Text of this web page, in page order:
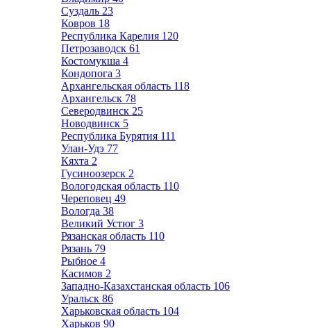
Суздаль 23
Ковров 18
Республика Карелия 120
Петрозаводск 61
Костомукша 4
Кондопога 3
Архангельская область 118
Архангельск 78
Северодвинск 25
Новодвинск 5
Республика Бурятия 111
Улан-Удэ 77
Кяхта 2
Гусиноозерск 2
Вологодская область 110
Череповец 49
Вологда 38
Великий Устюг 3
Рязанская область 110
Рязань 79
Рыбное 4
Касимов 2
Западно-Казахстанская область 106
Уральск 86
Харьковская область 104
Харьков 90